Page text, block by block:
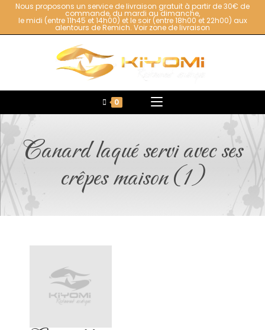
Nous proposons un service de livraison gratuit à partir de 30€ de
commande, du mardi au dimanche,
le midi (entre 11h45 et 14h00) et le soir (entre 18h00 et 22h00) aux
alentours de Remich. Voir zone de livraison
0
Canard laqué servi avec ses
crêpes maison (1)